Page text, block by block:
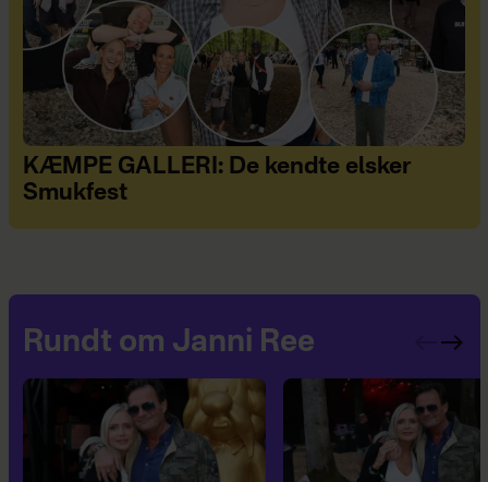
KÆMPE GALLERI: De kendte elsker
Smukfest
Rundt om Janni Ree